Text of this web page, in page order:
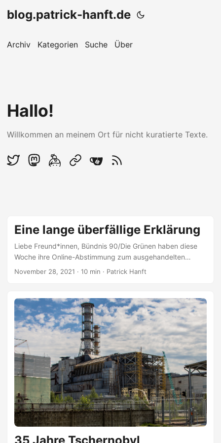
blog.patrick-hanft.de
Archiv Kategorien Suche Über
Hallo!
Willkommen an meinem Ort für nicht kuratierte Texte.
Eine lange überfällige Erklärung
Liebe Freund*innen, Bündnis 90/Die Grünen haben diese
Woche ihre Online-Abstimmung zum ausgehandelten
Koalitionsvertrag von SPD, Grünen und FDP gestartet. Und
her schiebe. An der Abstimmung über den Koalitionsvertrag
der Ampel werde ich nicht teilnehmen, denn wie zwar
einige, aber viele sicher nicht wissen: Ich bin kein Mitglied
dieser Partei mehr. Noch während der BDK im Juni, die die
Satzungsänderung verabschiedet hat, die diese Online-
Abstimmung ermöglicht, hatte ich meinen Austritt erklärt....
November 28, 2021 · 10 min · Patrick Hanft